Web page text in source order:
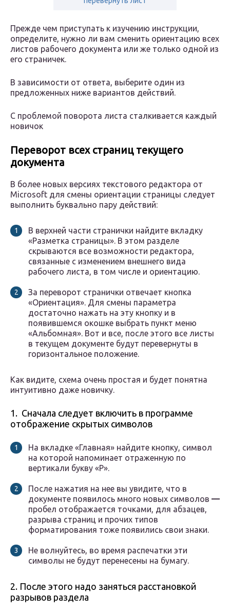
Прежде чем приступать к изучению инструкции,
определите, нужно ли вам сменить ориентацию всех
листов рабочего документа или же только одной из
его страничек.
В зависимости от ответа, выберите один из
предложенных ниже вариантов действий.
С проблемой поворота листа сталкивается каждый
новичок
Переворот всех страниц текущего
документа
В более новых версиях текстового редактора от
Microsoft для смены ориентации страницы следует
выполнить буквально пару действий:
В верхней части странички найдите вкладку
«Разметка страницы». В этом разделе
скрываются все возможности редактора,
связанные с изменением внешнего вида
рабочего листа, в том числе и ориентацию.
За переворот странички отвечает кнопка
«Ориентация». Для смены параметра
достаточно нажать на эту кнопку и в
появившемся окошке выбрать пункт меню
«Альбомная». Вот и все, после этого все листы
в текущем документе будут перевернуты в
горизонтальное положение.
Как видите, схема очень простая и будет понятна
интуитивно даже новичку.
1. Сначала следует включить в программе
отображение скрытых символов
На вкладке «Главная» найдите кнопку, символ
на которой напоминает отраженную по
вертикали букву «Р».
После нажатия на нее вы увидите, что в
документе появилось много новых символов —
пробел отображается точками, для абзацев,
разрыва страниц и прочих типов
форматирования тоже появились свои знаки.
Не волнуйтесь, во время распечатки эти
символы не будут перенесены на бумагу.
2. После этого надо заняться расстановкой
разрывов раздела